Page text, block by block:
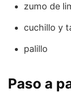
zumo de
cuchillo y
palillo
Paso a